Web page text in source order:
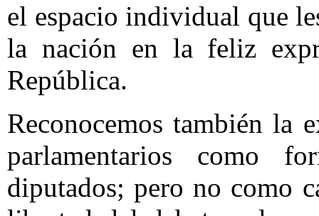
el espacio individual que
la nación en la feliz
República.
Reconocemos también la
parlamentarios como
diputados; pero no como